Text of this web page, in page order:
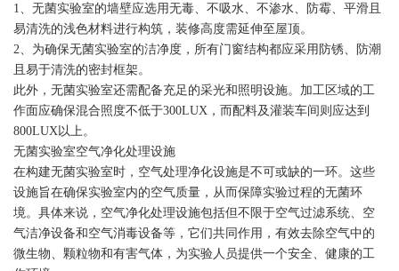
1、无菌实验室的墙壁应选用无毒、不吸水、不渗水、防霉、平滑且
易清洗的浅色材料进行构筑，装修高度需延伸至屋顶。
2、为确保无菌实验室的洁净度，所有门窗结构都应采用防锈、防潮
且易于清洗的密封框架。
此外，无菌实验室还需配备充足的采光和照明设施。加工区域的工
作面应确保混合照度不低于300LUX，而配料及灌装车间则应达到
800LUX以上。
无菌实验室空气净化处理设施
在构建无菌实验室时，空气处理净化设施是不可或缺的一环。这些
设施旨在确保实验室内的空气质量，从而保障实验过程的无菌环
境。具体来说，空气净化处理设施包括但不限于空气过滤系统、空
气洁净设备和空气消毒设备等，它们共同作用，有效去除空气中的
微生物、颗粒物和有害气体，为实验人员提供一个安全、健康的工